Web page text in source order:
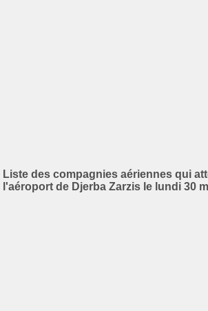
Liste des compagnies aériennes qui
l'aéroport de Djerba Zarzis le lundi 30